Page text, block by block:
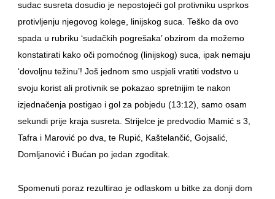
sudac susreta dosudio je nepostojeći gol protivniku usprkos
protivljenju njegovog kolege, linijskog suca. Teško da ovo
spada u rubriku ‘sudačkih pogrešaka’ obzirom da možemo
konstatirati kako oči pomoćnog (linijskog) suca, ipak nemaju
‘dovoljnu težinu’! Još jednom smo uspjeli vratiti vodstvo u
svoju korist ali protivnik se pokazao spretnijim te nakon
izjednačenja postigao i gol za pobjedu (13:12), samo osam
sekundi prije kraja susreta. Strijelce je predvodio Mamić s 3,
Tafra i Marović po dva, te Rupić, Kaštelančić, Gojsalić,
Domljanović i Bućan po jedan zgoditak.
Spomenuti poraz rezultirao je odlaskom u bitke za donji dom